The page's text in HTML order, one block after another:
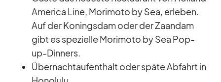
Ame­rica Line, Mo­ri­moto by Sea, er­le­ben.
Auf der Ko­nings­dam oder der Za­an­dam
gibt es spe­zi­elle Mo­ri­moto by Sea Pop-
up-Din­ners.
Über­nacht­auf­ent­halt oder späte Ab­fahrt in